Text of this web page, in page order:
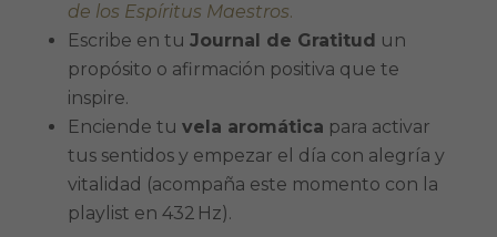
de los Espíritus Maestros.
Escribe en tu Journal de Gratitud un
propósito o afirmación positiva que te
inspire.
Enciende tu vela aromática para activar
tus sentidos y empezar el día con alegría y
vitalidad (acompaña este momento con la
playlist en 432 Hz).